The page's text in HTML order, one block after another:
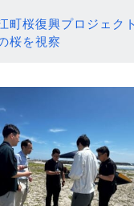
町桜復興プロジェ
桜を視察